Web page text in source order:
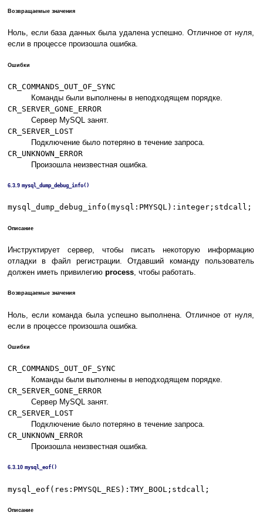
Возвращаемые значения
Ноль, если база данных была удалена успешно. Отличное от нуля,
если в процессе произошла ошибка.
Ошибки
CR_COMMANDS_OUT_OF_SYNC
Команды были выполнены в неподходящем порядке.
CR_SERVER_GONE_ERROR
Сервер MySQL занят.
CR_SERVER_LOST
Подключение было потеряно в течение запроса.
CR_UNKNOWN_ERROR
Произошла неизвестная ошибка.
6.3.9 mysql_dump_debug_info()
mysql_dump_debug_info(mysql:PMYSQL):integer;stdcall;
Описание
Инструктирует сервер, чтобы писать некоторую информацию
отладки в файл регистрации. Отдавший команду пользователь
должен иметь привилегию process , чтобы работать.
Возвращаемые значения
Ноль, если команда была успешно выполнена. Отличное от нуля,
если в процессе произошла ошибка.
Ошибки
CR_COMMANDS_OUT_OF_SYNC
Команды были выполнены в неподходящем порядке.
CR_SERVER_GONE_ERROR
Сервер MySQL занят.
CR_SERVER_LOST
Подключение было потеряно в течение запроса.
CR_UNKNOWN_ERROR
Произошла неизвестная ошибка.
6.3.10 mysql_eof()
mysql_eof(res:PMYSQL_RES):TMY_BOOL;stdcall;
Описание